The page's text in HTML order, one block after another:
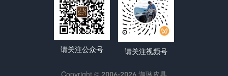
请关注公众号 请关注视频号
Copyright © 2006-2026 迦琳皮具